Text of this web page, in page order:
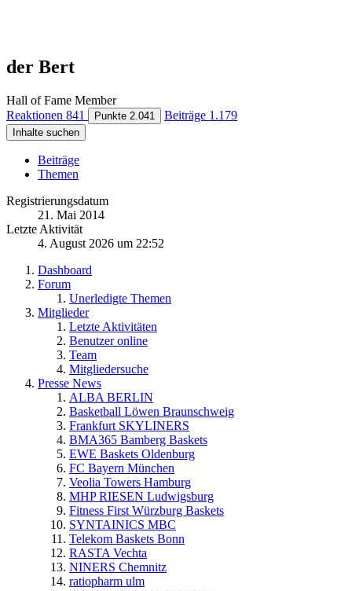
der Bert
Hall of Fame Member
Reaktionen 841 Punkte 2.041 Beiträge 1.179
Inhalte suchen
Beiträge
Themen
Registrierungsdatum
21. Mai 2014
Letzte Aktivität
4. August 2026 um 22:52
Dashboard
Forum
Unerledigte Themen
Mitglieder
Letzte Aktivitäten
Benutzer online
Team
Mitgliedersuche
Presse News
ALBA BERLIN
Basketball Löwen Braunschweig
Frankfurt SKYLINERS
BMA365 Bamberg Baskets
EWE Baskets Oldenburg
FC Bayern München
Veolia Towers Hamburg
MHP RIESEN Ludwigsburg
Fitness First Würzburg Baskets
SYNTAINICS MBC
Telekom Baskets Bonn
RASTA Vechta
NINERS Chemnitz
ratiopharm ulm